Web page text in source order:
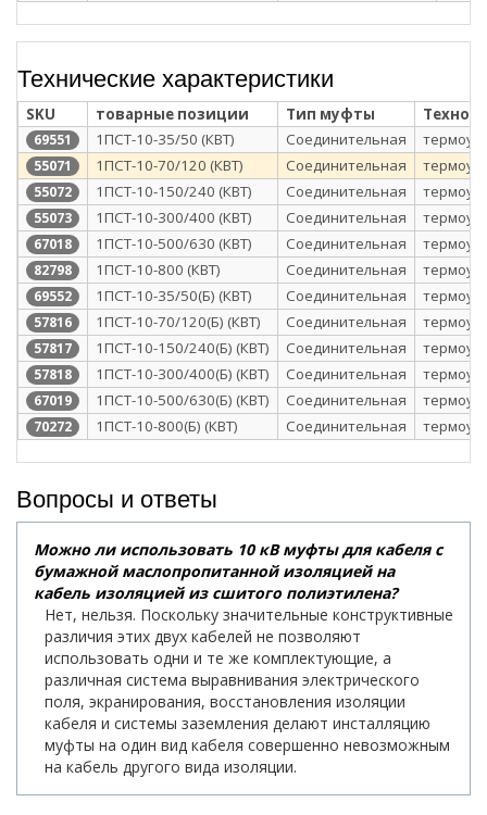
Технические характеристики
SKU товарные позиции Тип муфты
69551 1ПСТ-10-35/50 (КВТ) Соединительная
55071 1ПСТ-10-70/120 (КВТ) Соединительная
55072 1ПСТ-10-150/240 (КВТ) Соединительная
55073 1ПСТ-10-300/400 (КВТ) Соединительная
67018 1ПСТ-10-500/630 (КВТ) Соединительная
82798 1ПСТ-10-800 (КВТ) Соединительная
69552 1ПСТ-10-35/50(Б) (КВТ) Соединительная
57816 1ПСТ-10-70/120(Б) (КВТ) Соединительная
57817 1ПСТ-10-150/240(Б) (КВТ) Соединительная
57818 1ПСТ-10-300/400(Б) (КВТ) Соединительная
67019 1ПСТ-10-500/630(Б) (КВТ) Соединительная
70272 1ПСТ-10-800(Б) (КВТ) Соединительная
Вопросы и ответы
Можно ли использовать 10 кВ муфты для кабеля с
бумажной маслопропитанной изоляцией на
кабель изоляцией из сшитого полиэтилена?
Нет, нельзя. Поскольку значительные конструктивные
различия этих двух кабелей не позволяют
использовать одни и те же комплектующие, а
различная система выравнивания электрического
поля, экранирования, восстановления изоляции
кабеля и системы заземления делают инсталляцию
муфты на один вид кабеля совершенно невозможным
на кабель другого вида изоляции.